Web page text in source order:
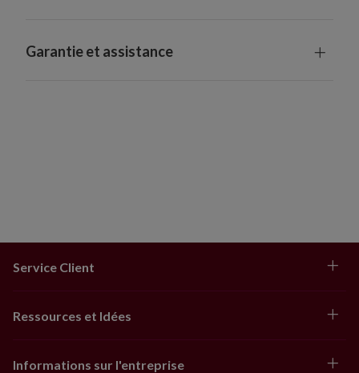
Garantie et assistance
Service Client
Ressources et Idées
Informations sur l'entreprise